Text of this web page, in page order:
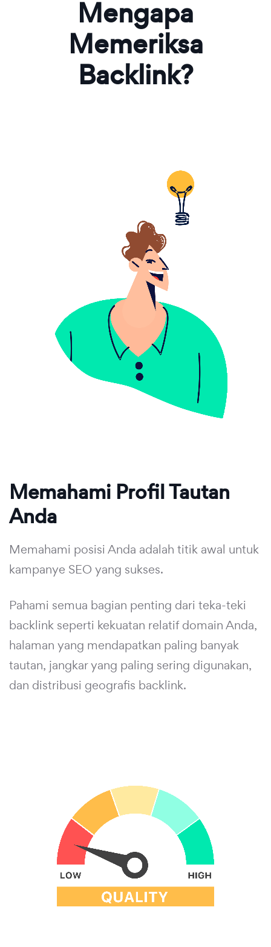
Mengapa
Memeriksa
Backlink?
Memahami Profil Tautan
Anda
Memahami posisi Anda adalah titik awal untuk
kampanye SEO yang sukses.
Pahami semua bagian penting dari teka-teki
backlink seperti kekuatan relatif domain Anda,
halaman yang mendapatkan paling banyak
tautan, jangkar yang paling sering digunakan,
dan distribusi geografis backlink.